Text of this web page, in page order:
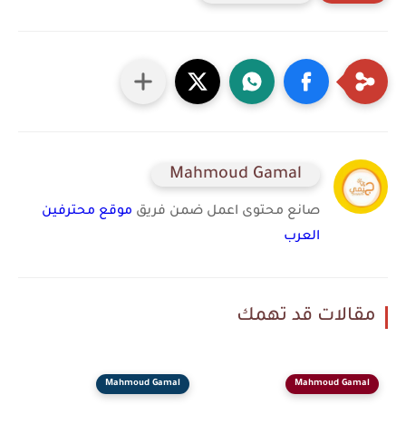
Mahmoud Gamal
صانع محتوى اعمل ضمن فريق موقع محترفين
العرب
مقالات قد تهمك
Mahmoud Gamal
Mahmoud Gamal